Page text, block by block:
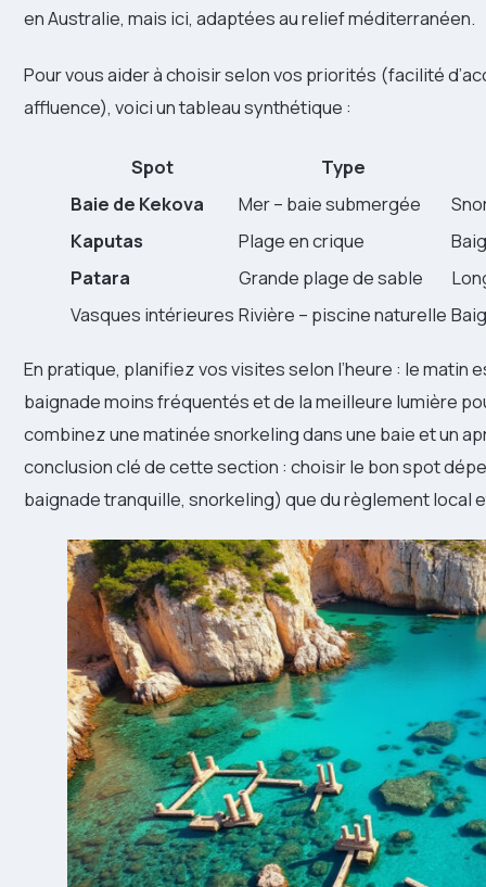
en Australie, mais ici, adaptées au relief méditerranéen.
Pour vous aider à choisir selon vos priorités (facilité
affluence), voici un tableau synthétique :
Spot
Type
Baie de Kekova
Mer – baie submergée
Kaputas
Plage en crique
Patara
Grande plage de sable
Vasques intérieures Rivière – piscine naturelle
En pratique, planifiez vos visites selon l’heure : le
baignade moins fréquentés et de la meilleure lumière
combinez une matinée snorkeling dans une baie et un
conclusion clé de cette section : choisir le bon spot
baignade tranquille, snorkeling) que du règlement local